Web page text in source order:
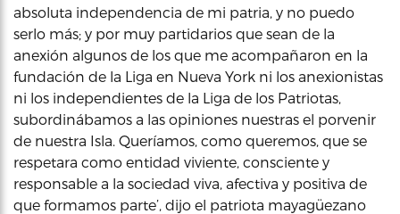
absoluta independencia de mi patria, y no puedo
serlo más; y por muy partidarios que sean de la
anexión algunos de los que me acompañaron en la
fundación de la Liga en Nueva York ni los anexionistas
ni los independientes de la Liga de los Patriotas,
subordinábamos a las opiniones nuestras el porvenir
de nuestra Isla. Queríamos, como queremos, que se
respetara como entidad viviente, consciente y
responsable a la sociedad viva, afectiva y positiva de
que formamos parte’, dijo el patriota mayagüezano